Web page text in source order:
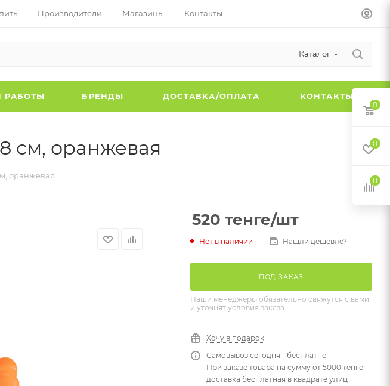
Производители Магазины Контакты
Каталог
РАБОТЫ БРЕНДЫ ДОСТАВКА/ОПЛАТА КОНТАКТЫ
см, оранжевая
оранжевая
520 тенге/шт
Нет в наличии Нашли дешевле?
ПОД ЗАКАЗ
Наши менеджеры обязательно свяжутся с вами
и уточнят условия заказа
Хочу в подарок
Самовывоз сегодня - бесплатно
При заказе товара на сумму от 5000 тенге
доставка бесплатная в квадрате улиц
0
0
0